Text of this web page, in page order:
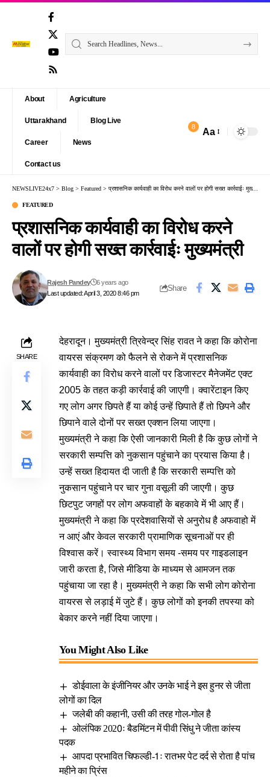
About Agriculture
Uttarakhand Blog Live
Career News
Contact us
8 Aa
NEWSLIVE24x7 > Blog > Featured > प्रशासनिक कार्यवाही का विरोध करने वालों पर होगी सख्त कार्रवाईः मुख्यमंत्री
FEATURED
प्रशासनिक कार्यवाही का विरोध करने
वालों पर होगी सख्त कार्रवाईः मुख्यमंत्री
Last updated: April 3, 2020 8:46 pm
Rajesh Pandey 6 years ago
Share
SHARE
देहरादून। मुख्यमंत्री त्रिवेन्द्र सिंह रावत ने कहा कि कोरोना
वायरस संक्रमण को फैलने से रोकने में प्रशासनिक
कार्यवाही का विरोध करने वालों पर डिजास्टर मैनेजमेंट एक्ट
2005 के तहत कड़ी कार्रवाई की जाएगी। क्वारेंटाइन किए
गए लोग अगर छिपते हैं या कोई उन्हें छिपाते हैं तो छिपने और
छिपाने वाले दोनों पर सख्त एक्शन लिया जाएगा।
मुख्यमंत्री ने कहा कि ऐसी जानकारी मिली है कि कुछ लोगों ने
सरकारी सम्पत्ति को नुकसान पहुंचाने का प्रयास किया है।
उन्हें सख्त हिदायत दी जाती है कि सरकारी सम्पत्ति को
नुकसान पहुंचाने पर चार गुना वसूली की जाएगी। कुछ
छिटपुट जगहों पर लोग अफवाहों के बहकावे में भी आए हैं।
मुख्यमंत्री ने कहा कि प्रदेशवासियों से अनुरोध है अफवाहो में
न आएं और केवल सरकारी प्रामाणिक सूचनाओं पर ही
विश्वास करें। स्वास्थ्य विभाग समय -समय पर गाइडलाइन
जारी करता है, जिसे मीडिया के माध्यम से आमजन तक
पहुंचाया जा रहा है। मुख्यमंत्री ने कहा कि सभी लोग कोरोना
वायरस से लड़ाई में जुटे हैं। कुछ लोगों को इनकी तपस्या को
बेकार करने नहीं दिया जाएगा।
You Might Also Like
डोईवाला के इंजीनियर और उनके भाई ने इस हुनर से जीता
लोगों का दिल
जलेबी की कहानी, उसी की तरह गोल-गोल है
ओलंपिक 2020ः बैडमिंटन में पीवी सिंधु ने जीता कांस्य
पदक
आपदा प्रभावित चिफल्डी-1ः रातभर पेट दर्द से रोता है पांच
महीने का प्रिंस